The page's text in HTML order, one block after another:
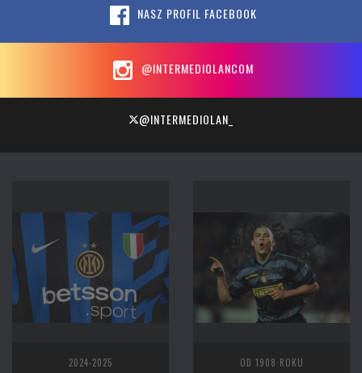
NASZ PROFIL FACEBOOK
@INTERMEDIOLANCOM
@INTERMEDIOLAN_
2024-2025 OD 1908 ROKU